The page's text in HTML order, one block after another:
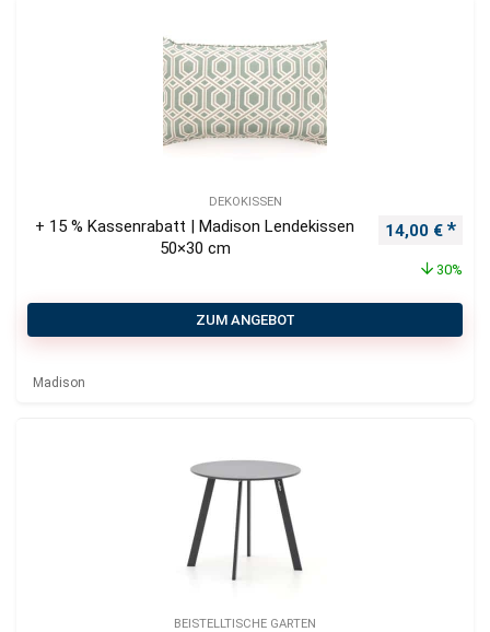
DEKOKISSEN
+ 15 % Kassenrabatt | Madison Lendekissen
50×30 cm
14,00 €
30%
ZUM ANGEBOT
Madison
BEISTELLTISCHE GARTEN